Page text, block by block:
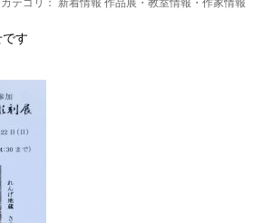
カテゴリ： 新着情報 作品展・教室情報・作家情報
す